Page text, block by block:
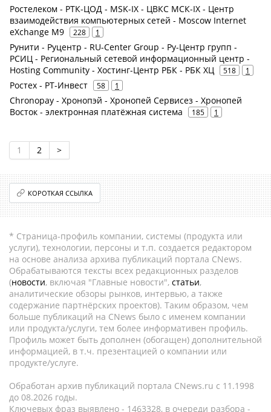
Ростелеком - РТК-ЦОД - MSK-IX - ЦВКС МСК-IX - Центр
взаимодействия компьютерных сетей - Moscow Internet
eXchange M9
228 1
Рунити - Руцентр - RU-Center Group - Ру-Центр групп -
РСИЦ - Региональный сетевой информационный центр -
Hosting Community - Хостинг-Центр РБК - РБК ХЦ
518 1
Ростех - РТ-Инвест 58 1
Chronopay - Хронопэй - Хронопей Сервисез - Хронопей
Восток - электронная платёжная система
185 1
1 2 >
КОРОТКАЯ ССЫЛКА
* Страница-профиль компании, системы (продукта или
услуги), технологии, персоны и т.п. создается редактором
на основе анализа архива публикаций портала CNews.
Обрабатываются тексты всех редакционных разделов
(новости, включая "Главные новости", статьи,
аналитические обзоры рынков, интервью, а также
содержание партнёрских проектов). Таким образом, чем
больше публикаций на CNews было с именем компании
или продукта/услуги, тем более информативен профиль.
Профиль может быть дополнен (обогащен) дополнительной
информацией, в т.ч. презентацией о компании или
продукте/услуге.
Обработан архив публикаций портала CNews.ru c 11.1998
до 08.2026 годы.
Ключевых фраз выявлено - 1463328, в очереди разбора -